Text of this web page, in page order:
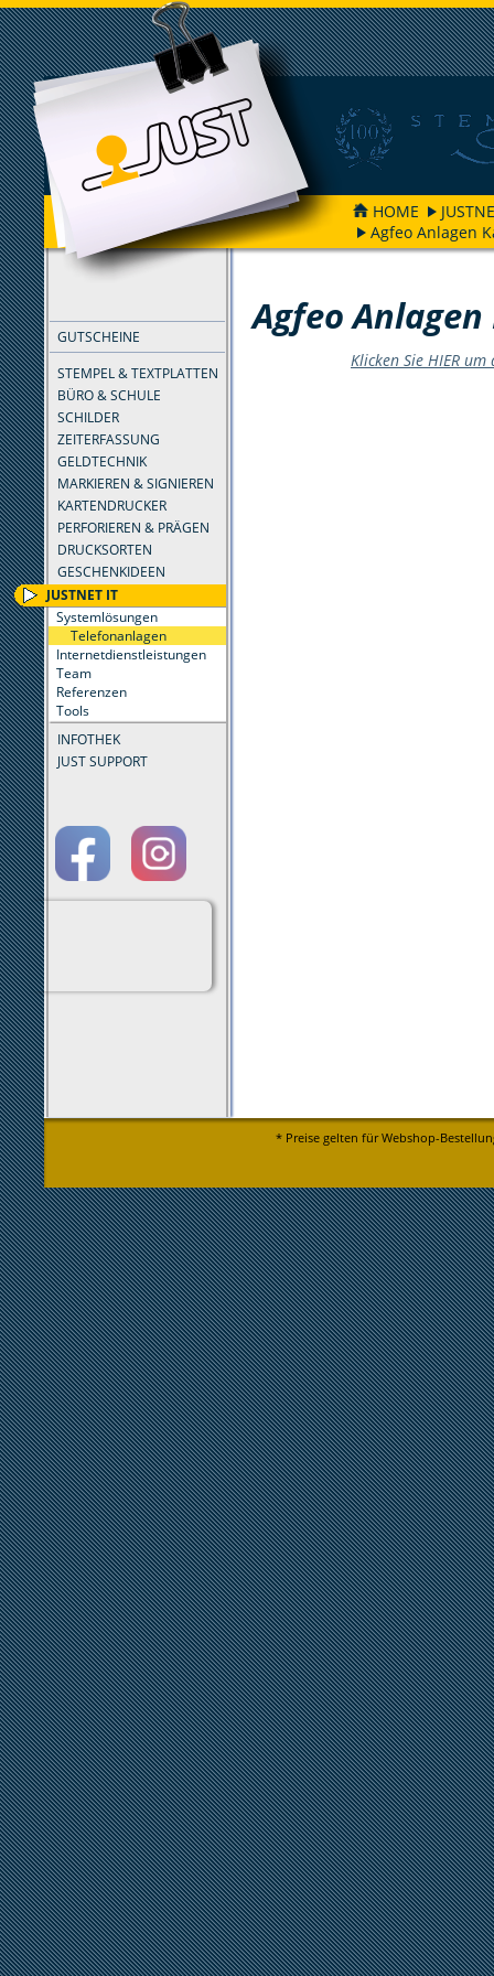
HOME
Agfeo Anlagen
GUTSCHEINE
STEMPEL & TEXTPLATTEN
BÜRO & SCHULE
SCHILDER
ZEITERFASSUNG
GELDTECHNIK
MARKIEREN & SIGNIEREN
KARTENDRUCKER
PERFORIEREN & PRÄGEN
DRUCKSORTEN
GESCHENKIDEEN
JUSTNET IT
Systemlösungen
Telefonanlagen
Internetdienstleistungen
Team
Referenzen
Tools
INFOTHEK
JUST SUPPORT
FILTER
Agfeo
Klicken Sie HIER
* Preise gelten für Webshop-